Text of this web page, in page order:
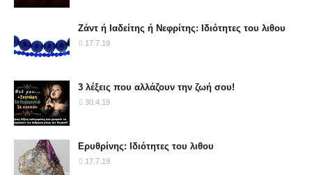
Ζάντ ή Ιαδείτης ή Νεφρίτης: Ιδιότητες του λιθου
17.7.19
3 λέξεις που αλλάζουν την ζωή σου!
30.4.19
Ερυθρίνης: Ιδιότητες του λιθου
17.7.19